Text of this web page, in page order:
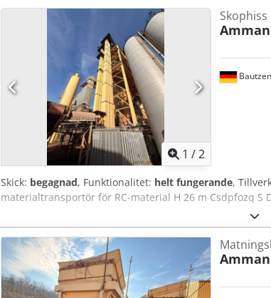
1 /2
Bautzen
Skophiss
Skick: begagnad, Funktionalitet: helt fungerande,
materialtransportör för RC-material H 26 m Csdpfozq S